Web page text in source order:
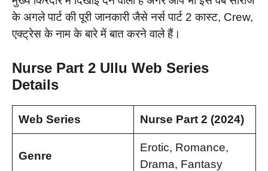
के अगले पार्ट की पूरी जानकारी जैसे नर्स पार्ट 2 कास्ट, Crew,
एक्ट्रेस के नाम के बारे में बात करने वाले हैं।
Nurse Part 2 Ullu Web Series
Details
Web Series Nurse Part 2 (2024)
Genre
Erotic, Romance,
Drama, Fantasy